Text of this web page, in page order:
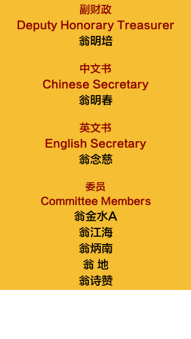
副财政
Deputy Honorary Treasurer
翁明培
中文书
Chinese Secretary
翁明春
英文书
English Secretary
翁念慈
委员
Committee Members
翁金水A
翁江海
翁炳南
翁 地
翁诗赞